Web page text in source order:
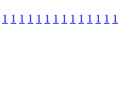
1 1 1 1 1 1 1 1 1 1 1 1 1 1